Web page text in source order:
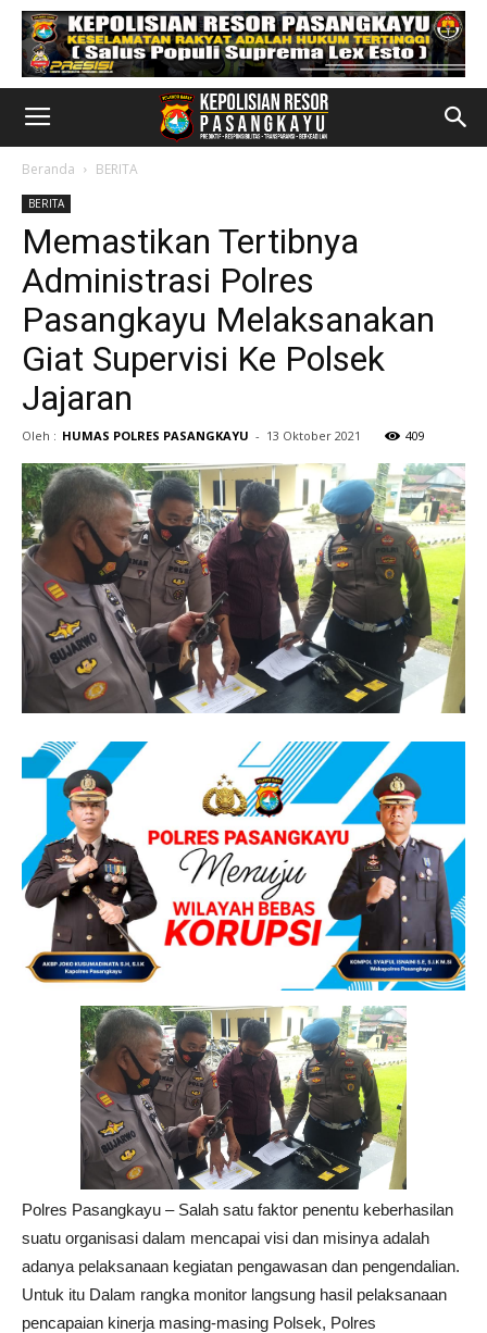
Beranda BERITA
BERITA
Memastikan Tertibnya
Administrasi Polres
Pasangkayu Melaksanakan
Giat Supervisi Ke Polsek
Jajaran
Oleh : HUMAS POLRES PASANGKAYU - 13 Oktober 2021 409
Polres Pasangkayu – Salah satu faktor penentu keberhasilan
suatu organisasi dalam mencapai visi dan misinya adalah
adanya pelaksanaan kegiatan pengawasan dan pengendalian.
Untuk itu Dalam rangka monitor langsung hasil pelaksanaan
pencapaian kinerja masing-masing Polsek, Polres